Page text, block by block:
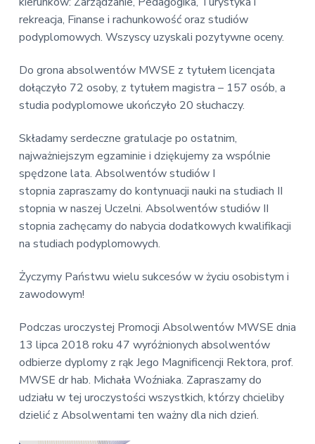
E
k
o
n
m
i
z
a
rekreacja, Finanse i rachunkowość oraz studiów
podyplomowych. Wszyscy uzyskali pozytywne oceny.
Do grona absolwentów MWSE z tytułem licencjata
dołączyło 72 osoby, z tytułem magistra – 157 osób, a
studia podyplomowe ukończyło 20 słuchaczy.
Składamy serdeczne gratulacje po ostatnim,
najważniejszym egzaminie i dziękujemy za wspólnie
spędzone lata. Absolwentów studiów I
stopnia zapraszamy do kontynuacji nauki na studiach II
stopnia w naszej Uczelni. Absolwentów studiów II
stopnia zachęcamy do nabycia dodatkowych kwalifikacji
na studiach podyplomowych.
Życzymy Państwu wielu sukcesów w życiu osobistym i
zawodowym!
Podczas uroczystej Promocji Absolwentów MWSE dnia
13 lipca 2018 roku 47 wyróżnionych absolwentów
odbierze dyplomy z rąk Jego Magnificencji Rektora, prof.
MWSE dr hab. Michała Woźniaka. Zapraszamy do
udziału w tej uroczystości wszystkich, którzy chcieliby
dzielić z Absolwentami ten ważny dla nich dzień.